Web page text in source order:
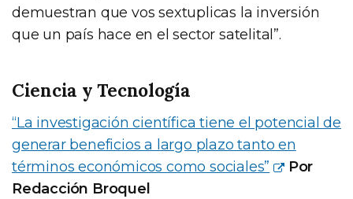
demuestran que vos sextuplicas la inversión
que un país hace en el sector satelital”.
Ciencia y Tecnología
“La investigación científica tiene el potencial de
generar beneficios a largo plazo tanto en
términos económicos como sociales”
Por
Redacción Broquel